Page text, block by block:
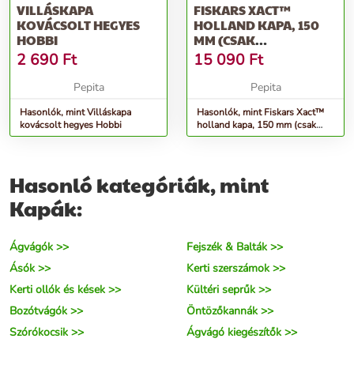
VILLÁSKAPA
KOVÁCSOLT HEGYES
HOBBI
2 690 Ft
Pepita
Hasonlók, mint Villáskapa
kovácsolt hegyes Hobbi
FISKARS XACT™
HOLLAND KAPA, 150
MM (CSAK
RENDELÉSRE)
15 090 Ft
Pepita
Hasonlók, mint Fiskars Xact™
holland kapa, 150 mm (csak
rendelésre)
Hasonló kategóriák, mint
Kapák:
Ágvágók >>
Fejszék & Balták >>
Ásók >>
Kerti szerszámok >>
Kerti ollók és kések >>
Kültéri seprűk >>
Bozótvágók >>
Öntözőkannák >>
Szórókocsik >>
Ágvágó kiegészítők >>